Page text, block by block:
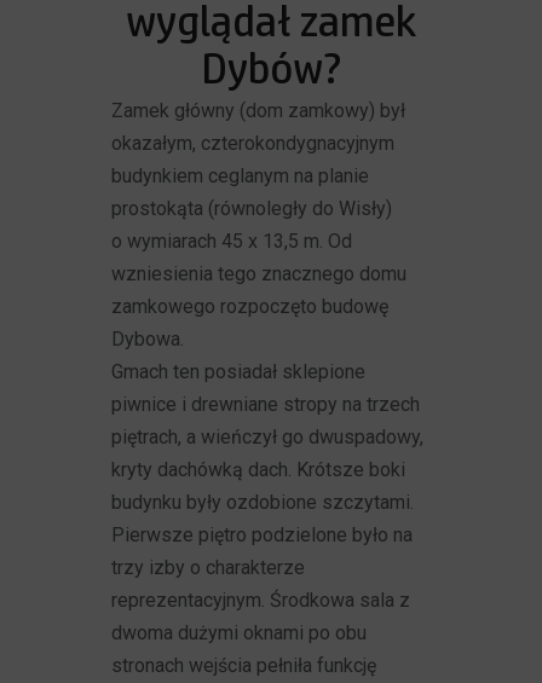
wyglądał zamek
Dybów?
Zamek główny (dom zamkowy) był
okazałym, czterokondygnacyjnym
budynkiem ceglanym na planie
prostokąta (równoległy do Wisły)
o wymiarach 45 x 13,5 m. Od
wzniesienia tego znacznego domu
zamkowego rozpoczęto budowę
Dybowa.
Gmach ten posiadał sklepione
piwnice i drewniane stropy na trzech
piętrach, a wieńczył go dwuspadowy,
kryty dachówką dach. Krótsze boki
budynku były ozdobione szczytami.
Pierwsze piętro podzielone było na
trzy izby o charakterze
reprezentacyjnym. Środkowa sala z
dwoma dużymi oknami po obu
stronach wejścia pełniła funkcję